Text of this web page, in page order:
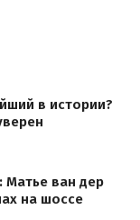
в истории?
Матье ван дер
на шоссе